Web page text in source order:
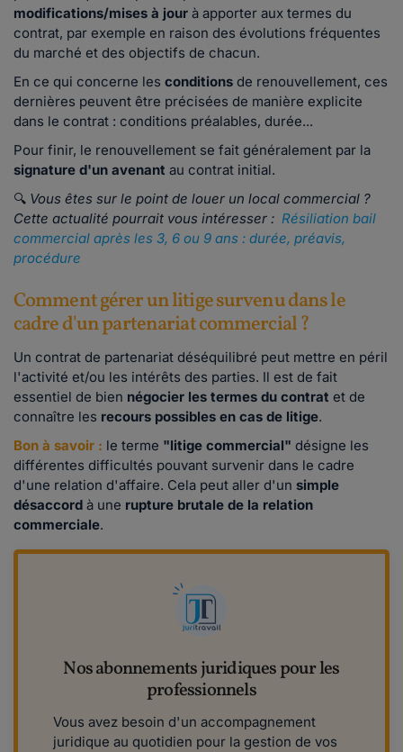
modifications/mises à jour à apporter aux termes du
contrat, par exemple en raison des évolutions fréquentes
du marché et des objectifs de chacun.
En ce qui concerne les conditions de renouvellement, ces
dernières peuvent être précisées de manière explicite
dans le contrat : conditions préalables, durée...
Pour finir, le renouvellement se fait généralement par la
signature d'un avenant au contrat initial.
🔍 Vous êtes sur le point de louer un local commercial ?
Cette actualité pourrait vous intéresser : Résiliation bail
commercial après les 3, 6 ou 9 ans : durée, préavis,
procédure
Comment gérer un litige survenu dans le
cadre d'un partenariat commercial ?
Un contrat de partenariat déséquilibré peut mettre en péril
l'activité et/ou les intérêts des parties. Il est de fait
essentiel de bien négocier les termes du contrat et de
connaître les recours possibles en cas de litige.
Bon à savoir : le terme "litige commercial" désigne les
différentes difficultés pouvant survenir dans le cadre
d'une relation d'affaire. Cela peut aller d'un simple
désaccord à une rupture brutale de la relation
commerciale.
Nos abonnements juridiques pour les
professionnels
Vous avez besoin d'un accompagnement
juridique au quotidien pour la gestion de vos